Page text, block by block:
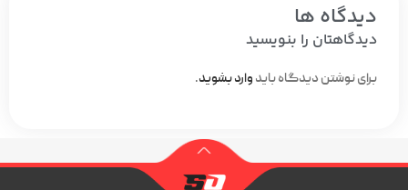
دیدگاه ها
دیدگاهتان را بنویسید
برای نوشتن دیدگاه باید وارد بشوید.